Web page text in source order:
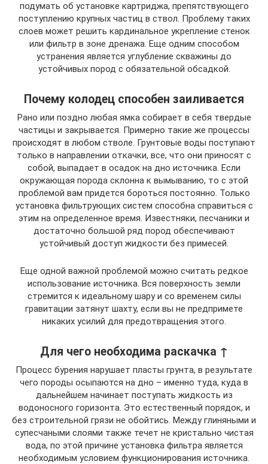
подумать об установке картриджа, препятствующего
поступлению крупных частиц в ствол. Проблему таких
слоев может решить кардинальное укрепление стенок
или фильтр в зоне дренажа. Еще одним способом
устранения является углубление скважины до
устойчивых пород с обязательной обсадкой.
Почему колодец способен заиливается
Рано или поздно любая ямка собирает в себя твердые
частицы и закрывается. Примерно такие же процессы
происходят в любом стволе. Грунтовые воды поступают
только в направлении откачки, все, что они приносят с
собой, выпадает в осадок на дно источника. Если
окружающая порода склонна к вымыванию, то с этой
проблемой вам придется бороться постоянно. Только
установка фильтрующих систем способна справиться с
этим на определенное время. Известняки, песчаники и
достаточно большой ряд пород обеспечивают
устойчивый доступ жидкости без примесей.
Еще одной важной проблемой можно считать редкое
использование источника. Вся поверхность земли
стремится к идеальному шару и со временем силы
гравитации затянут шахту, если вы не предпримете
никаких усилий для предотвращения этого.
Для чего необходима раскачка ↑
Процесс бурения нарушает пласты грунта, в результате
чего породы осыпаются на дно – именно туда, куда в
дальнейшем начинает поступать жидкость из
водоносного горизонта. Это естественный порядок, и
без строительной грязи не обойтись. Между глиняными и
супесчаными слоями также течет не кристально чистая
вода, по этой причине установка фильтра является
необходимым условием функционирования источника.